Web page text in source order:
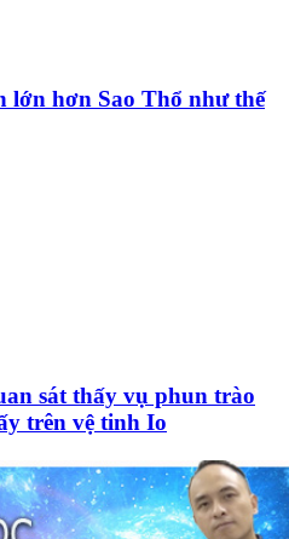
lớn hơn Sao Thổ như thế
sát thấy vụ phun trào
trên vệ tinh Io